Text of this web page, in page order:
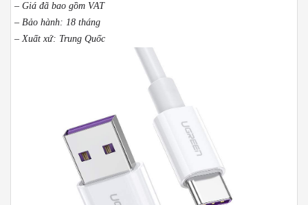
– Giá đã bao gồm VAT
– Bảo hành: 18 tháng
– Xuất xứ: Trung Quốc